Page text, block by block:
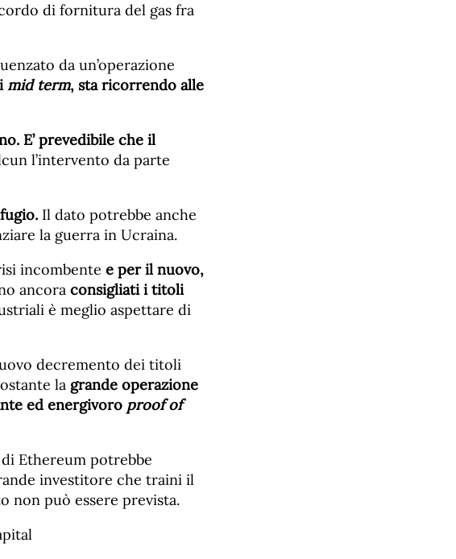
di fornitura del gas fra
da un’operazione
mid term, sta ricorrendo alle
E’ prevedibile che il
l’intervento da parte
Il dato potrebbe anche
la guerra in Ucraina.
incombente e per il nuovo,
ancora consigliati i titoli
è meglio aspettare di
decremento dei titoli
la grande operazione
ed energivoro proof of
Ethereum potrebbe
investitore che traini il
non può essere prevista.